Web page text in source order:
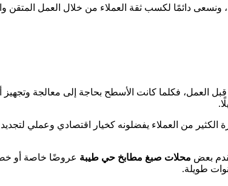
ونسعى دائمًا لكسب ثقة العملاء من خلال العمل
فكلما كانت الأسطح بحاجة إلى معالجة وتجهيز
الكثير من العملاء يفضلونه كخيار اقتصادي وعملي
بعض محلات صبغ مطابخ حي طيبة عروضًا خاصة أو
طويلة.